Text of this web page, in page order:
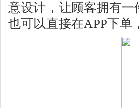
意设计，让顾客拥有一
也可以直接在APP下单